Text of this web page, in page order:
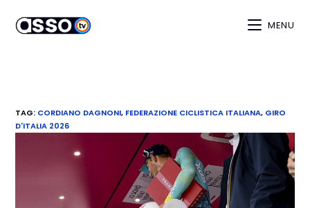
MENU
TAG: CORDIANO DAGNONI, FEDERAZIONE CICLISTICA ITALIANA, GIRO
D'ITALIA 2026